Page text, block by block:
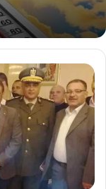
مستقبل
وطن
بالكنائس
لتهنئه
الاقباط
برأس
السنه
الميلاديه